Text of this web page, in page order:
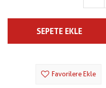
SEPETE EKLE
Favorilere Ekle